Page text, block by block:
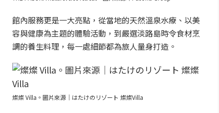
館內服務更是一大亮點，從當地的天然溫泉水療、以美
容與健康為主題的體驗活動，到嚴選淡路島時令食材烹
調的養生料理，每一處細節都為旅人量身打造。
燦燦 Villa。圖片來源｜はたけのリゾート 燦燦Villa